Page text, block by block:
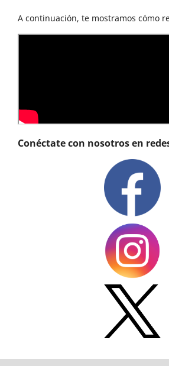
A continuación, te mostramos cómo
Conéctate con nosotros en